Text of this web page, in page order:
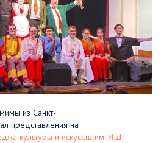
из Санкт-
представления на
культуры и искусств им. И.Д.